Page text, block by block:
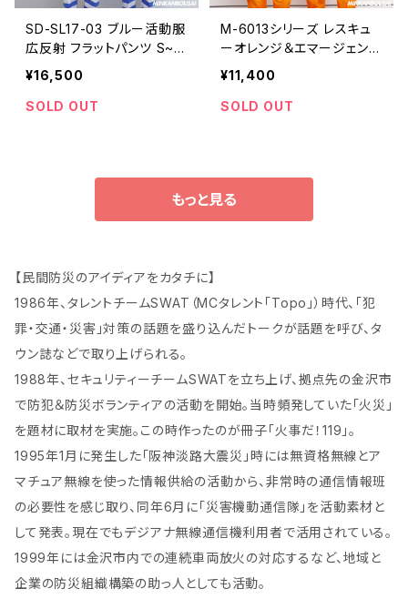
SD-SL17-03 ブルー活動服
広反射 フラットパンツ S~4
XL | 危機管理ブランド民間
防災（防人司）
¥16,500
SOLD OUT
M-6013シリーズ レスキュ
ーオレンジ＆エマージェンシ
ーレッド防災服 3シリーズ S
~4X | 危機管理ブランド民
間防災（防人司）
¥11,400
SOLD OUT
もっと見る
【民間防災のアイディアをカタチに】
1986年、タレントチームSWAT（MCタレント「Topo」）時代、「犯
罪・交通・災害」対策の話題を盛り込んだトークが話題を呼び、タ
ウン誌などで取り上げられる。
1988年、セキュリティーチームSWATを立ち上げ、拠点先の金沢市
で防犯＆防災ボランティアの活動を開始。当時頻発していた「火災」
を題材に取材を実施。この時作ったのが冊子「火事だ！119」。
1995年1月に発生した「阪神淡路大震災」時には無資格無線とア
マチュア無線を使った情報供給の活動から、非常時の通信情報班
の必要性を感じ取り、同年6月に「災害機動通信隊」を活動素材と
して発表。現在でもデジアナ無線通信機利用者で活用されている。
1999年には金沢市内での連続車両放火の対応するなど、地域と
企業の防災組織構築の助っ人としても活動。